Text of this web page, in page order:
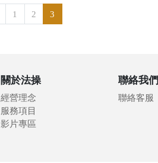
1 2 3
關於法操
經營理念
服務項目
影片專區
聯絡我們
聯絡客服